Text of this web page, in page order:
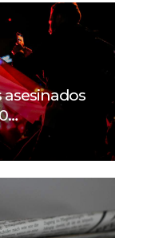
asesinados
muertos